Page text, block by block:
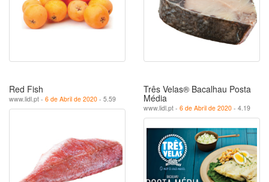
Red Fish
www.lidl.pt - 6 de Abril de 2020 - 5.59
Três Velas® Bacalhau Posta
Média
www.lidl.pt - 6 de Abril de 2020 - 4.19